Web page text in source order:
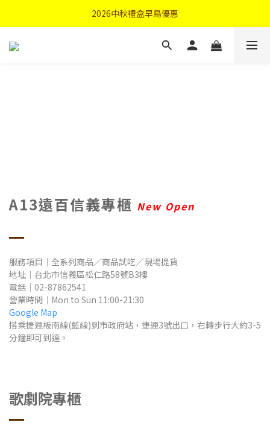
首購優惠輸入"N50"現折50元
2026中秋禮盒早鳥優惠
首購優惠輸入"N50"現折50元
A13遠百信義專櫃 New Open
服務項目｜全系列商品／商品試吃／現場提貨
地址 ｜ 台北市信義區松仁路58號B3樓
電話 ｜ 02-87862541
營業時間 ｜Mon to Sun 11:00-21:30
Google Map
搭乘捷運板南線(藍線)到市政府站，捷運3號出口，右轉步行大約3-5
分鐘即可到達。
歌劇院專櫃